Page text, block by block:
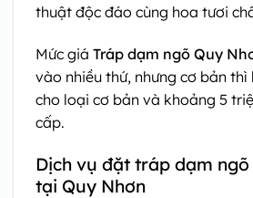
thuật độc đáo cùng hoa tươi
Mức giá Tráp dạm ngõ Quy
vào nhiều thứ, nhưng cơ bản thì
cho loại cơ bản và khoảng 5
cấp.
Dịch vụ đặt tráp dạm
tại Quy Nhơn